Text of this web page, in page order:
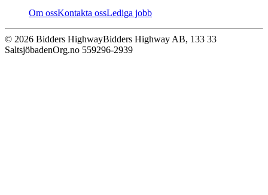
Om ossKontakta ossLediga jobb
© 2026 Bidders HighwayBidders Highway AB, 133 33
SaltsjöbadenOrg.no 559296-2939